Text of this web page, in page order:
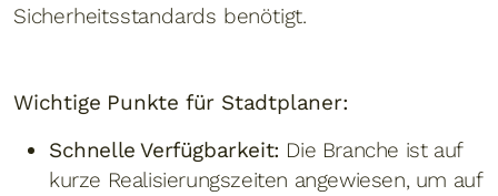
Sicherheitsstandards benötigt.
Wichtige Punkte für Stadtplaner:
Schnelle Verfügbarkeit: Die Branche ist auf
kurze Realisierungszeiten angewiesen, um auf